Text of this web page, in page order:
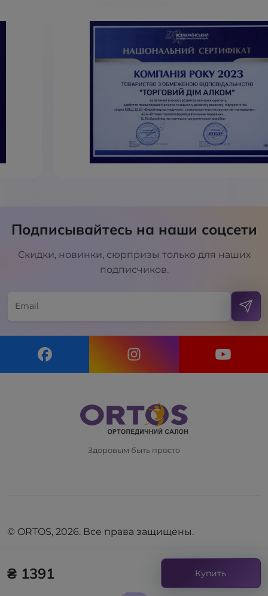
₴ 1391 Купить
Подписывайтесь на наши соцсети
Скидки, новинки, сюрпризы только для наших
подписчиков.
Здоровым быть просто
© ORTOS, 2026. Все права защищены.